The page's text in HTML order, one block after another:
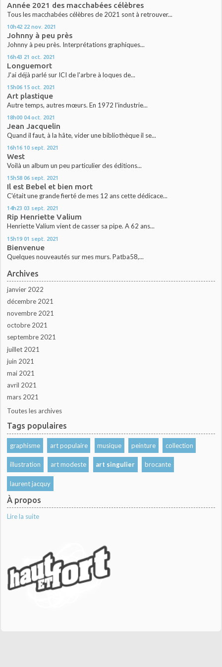
Année 2021 des macchabées célèbres
Tous les macchabées célèbres de 2021 sont à retrouver...
10h42 22 nov. 2021
Johnny à peu près
Johnny à peu près. Interprétations graphiques...
16h43 21 oct. 2021
Longuemort
J'ai déjà parlé sur ICI de l'arbre à loques de...
15h06 15 oct. 2021
Art plastique
Autre temps, autres mœurs. En 1972 l'industrie...
18h00 04 oct. 2021
Jean Jacquelin
Quand il faut, à la hâte, vider une bibliothèque il se...
16h16 10 sept. 2021
West
Voilà un album un peu particulier des éditions...
15h58 06 sept. 2021
Il est Bebel et bien mort
C'était une grande fierté de mes 12 ans cette dédicace...
14h23 03 sept. 2021
Rip Henriette Valium
Henriette Valium vient de casser sa pipe. A 62 ans...
15h19 01 sept. 2021
Bienvenue
Quelques nouveautés sur mes murs. Patba58,...
Archives
janvier 2022
décembre 2021
novembre 2021
octobre 2021
septembre 2021
juillet 2021
juin 2021
mai 2021
avril 2021
mars 2021
Toutes les archives
Tags populaires
graphisme art populaire musique peinture collection
illustration art modeste art singulier brocante
laurent jacquy
À propos
Lire la suite